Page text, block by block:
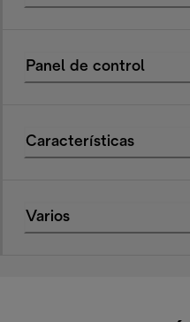
Panel de control
Características
Varios